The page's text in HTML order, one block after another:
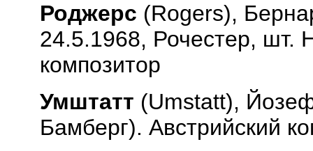
Роджерс (Rogers),
24.5.1968, Рочестер, шт.
композитор
Умштатт (Umstatt),
Бамберг). Австрийский